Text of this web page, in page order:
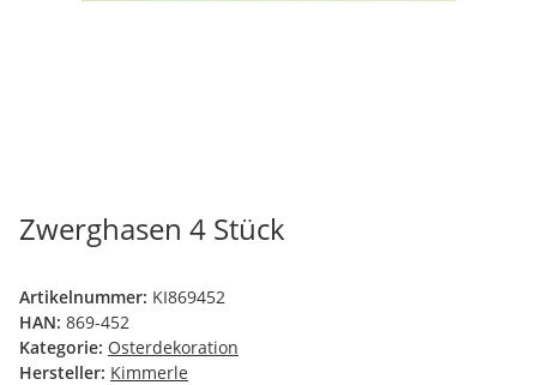
Zwerghasen 4 Stück
Artikelnummer: KI869452
HAN: 869-452
Kategorie: Osterdekoration
Hersteller: Kimmerle